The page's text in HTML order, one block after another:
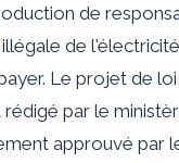
de
de
Le projet de loi,
par le
approuvé par